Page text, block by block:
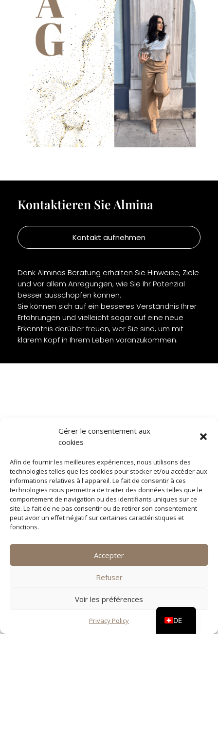
Gérer le consentement aux
cookies
Afin de fournir les meilleures expériences, nous utilisons des
technologies telles que les cookies pour stocker et/ou accéder aux
informations relatives à l'appareil. Le fait de consentir à ces
technologies nous permettra de traiter des données telles que le
comportement de navigation ou des identifiants uniques sur ce
site. Le fait de ne pas consentir ou de retirer son consentement
peut avoir un effet négatif sur certaines caractéristiques et
fonctions.
Accepter
Refuser
Voir les préférences
Privacy Policy
Kontaktieren Sie Almina
Kontakt aufnehmen
Dank Alminas Beratung erhalten Sie Hinweise, Ziele
und vor allem Anregungen, wie Sie Ihr Potenzial
besser ausschöpfen können.
Sie können sich auf ein besseres Verständnis Ihrer
Erfahrungen und vielleicht sogar auf eine neue
Erkenntnis darüber freuen, wer Sie sind, um mit
klarem Kopf in Ihrem Leben voranzukommen.
DE